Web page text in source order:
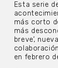
Esta serie
más corto
más
breve’,
en febrero